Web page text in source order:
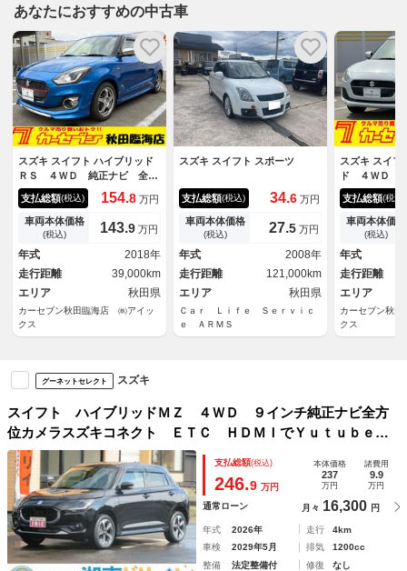
あなたにおすすめの中古車
スズキ スイフト ハイブリッド
ＲＳ ４ＷＤ 純正ナビ 全方
位カメラ ＥＴＣ クルコン
ＳＳＲ製アルミ シートヒータ
ー アイドリングストップ Ｂ
ｌｕｅｔｏｏｔｈ接続 ＡＵ
Ｘ 横滑り防止 車線逸脱防
止 衝突軽減 リアフォグラン
プ オートＡＣ
支払総額(税込) 154.8 万円
車両本体価格
(税込) 143.9 万円
年式
2018年
走行距離
39,000km
エリア
秋田県
カーセブン秋田臨海店 ㈱アイッ
クス
スズキ スイフト スポーツ
支払総額(税込) 34.6 万円
車両本体価格
(税込) 27.5 万円
年式
2008年
走行距離
121,000km
エリア
秋田県
Ｃａｒ Ｌｉｆｅ Ｓｅｒｖｉｃ
ｅ ＡＲＭＳ
スズキ スイフ
ド ４ＷＤ
グ バックカ
ートヒータ
クルーズコ
エアコン キ
ーフティー
支払総額(税込)
車両本体価格
(税込)
年式
走行距離
エリア
カーセブン秋
クス
グーネットセレクト スズキ
スイフト ハイブリッドＭＺ ４ＷＤ ９インチ純正ナビ全方
位カメラスズキコネクト ＥＴＣ ＨＤＭＩでＹｕｔｕｂｅ再
生ＯＫシートヒーター左右Ｂｌｕｅｔｏｏｔｈ ヒーテッドミ
ラー セーフティサポート アイドリングストップＬＥＤライ
ト
支払総額(税込)
246.9 万円
本体価格
237
万円
諸費用
9.9
万円
通常ローン 月々 16,300 円
年式 2026年 走行
4km
車検
2029年5月 排気
1200cc
整備
法定整備付 修復
なし